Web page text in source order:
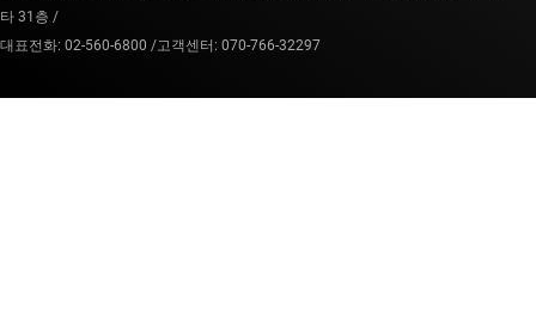
타 31층 /
대표전화: 02-560-6800 /고객센터: 070-766-32297